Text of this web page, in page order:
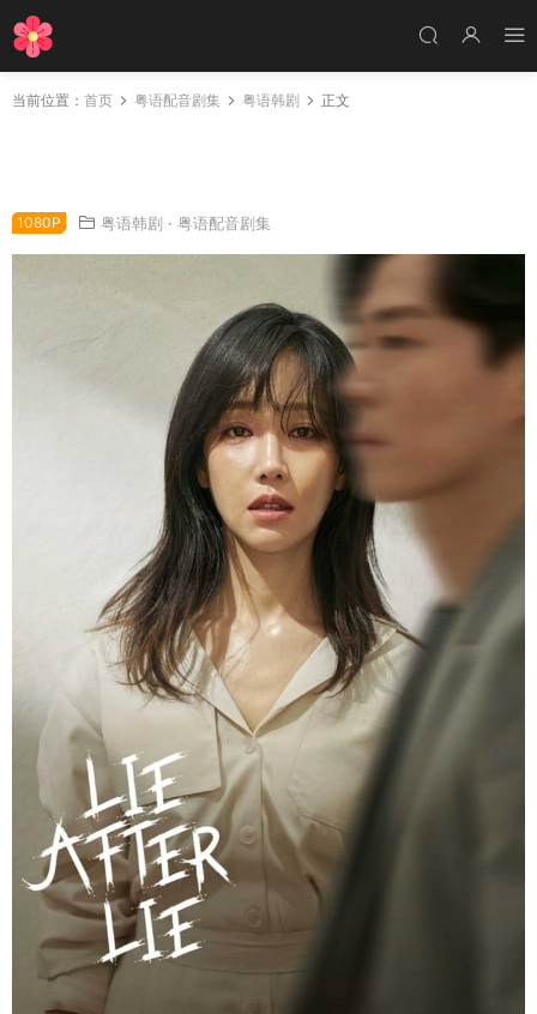
当前位置： 首页 粤语配音剧集 粤语韩剧 正文
1080P 粤语韩剧 · 粤语配音剧集